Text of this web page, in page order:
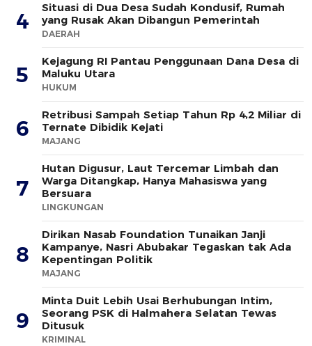
4
Situasi di Dua Desa Sudah Kondusif, Rumah
yang Rusak Akan Dibangun Pemerintah
DAERAH
5
Kejagung RI Pantau Penggunaan Dana Desa di
Maluku Utara
HUKUM
6
Retribusi Sampah Setiap Tahun Rp 4,2 Miliar di
Ternate Dibidik Kejati
MAJANG
7
Hutan Digusur, Laut Tercemar Limbah dan
Warga Ditangkap, Hanya Mahasiswa yang
Bersuara
LINGKUNGAN
8
Dirikan Nasab Foundation Tunaikan Janji
Kampanye, Nasri Abubakar Tegaskan tak Ada
Kepentingan Politik
MAJANG
9
Minta Duit Lebih Usai Berhubungan Intim,
Seorang PSK di Halmahera Selatan Tewas
Ditusuk
KRIMINAL